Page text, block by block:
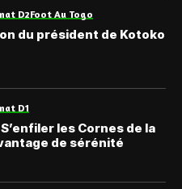
D2Foot Au Togo
du président de Kotoko
D1
S’enfiler les Cornes de la
de sérénité